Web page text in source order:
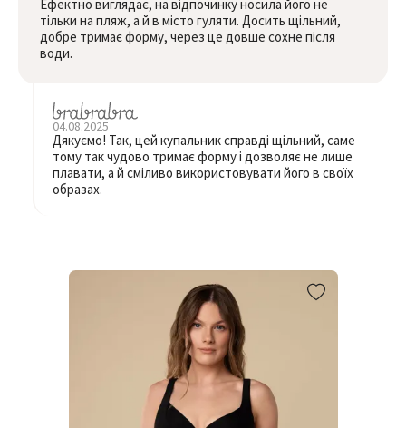
Ефектно виглядає, на відпочинку носила його не
тільки на пляж, а й в місто гуляти. Досить щільний,
добре тримає форму, через це довше сохне після
води.
04.08.2025
Дякуємо! Так, цей купальник справді щільний, саме
тому так чудово тримає форму і дозволяє не лише
плавати, а й сміливо використовувати його в своїх
образах.